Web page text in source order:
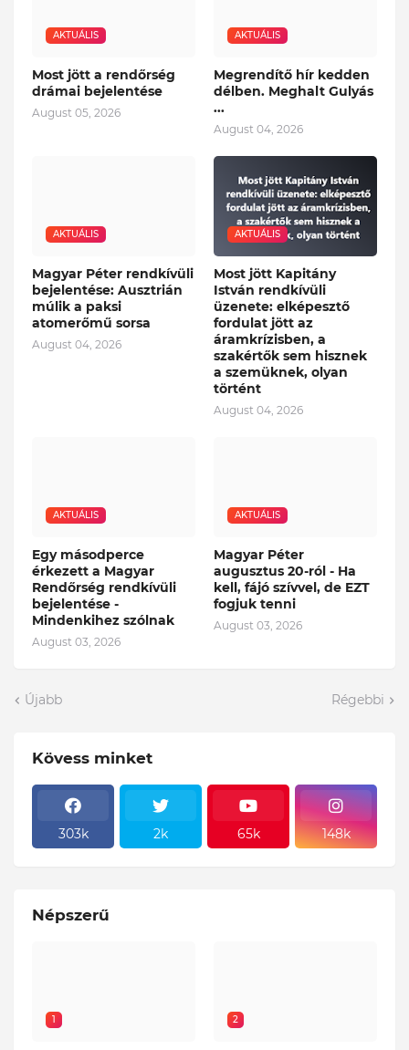
AKTUÁLIS
Most jött a rendőrség
drámai bejelentése
August 05, 2026
AKTUÁLIS
Megrendítő hír kedden
délben. Meghalt Gulyás
...
August 04, 2026
AKTUÁLIS
Magyar Péter rendkívüli
bejelentése: Ausztrián
múlik a paksi
atomerőmű sorsa
August 04, 2026
AKTUÁLIS
Most jött Kapitány
István rendkívüli
üzenete: elképesztő
fordulat jött az
áramkrízisben, a
szakértők sem hisznek
a szemüknek, olyan
történt
August 04, 2026
AKTUÁLIS
Egy másodperce
érkezett a Magyar
Rendőrség rendkívüli
bejelentése -
Mindenkihez szólnak
August 03, 2026
AKTUÁLIS
Magyar Péter
augusztus 20-ról - Ha
kell, fájó szívvel, de EZT
fogjuk tenni
August 03, 2026
Újabb Régebbi
Kövess minket
303k 2k 65k 148k
Népszerű
1 2